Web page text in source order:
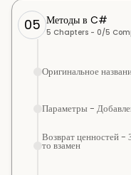
05 Методы в C#
5 Chapters - 0/5
Оригинальное
Параметры -
Возврат ценностей -
то взамен